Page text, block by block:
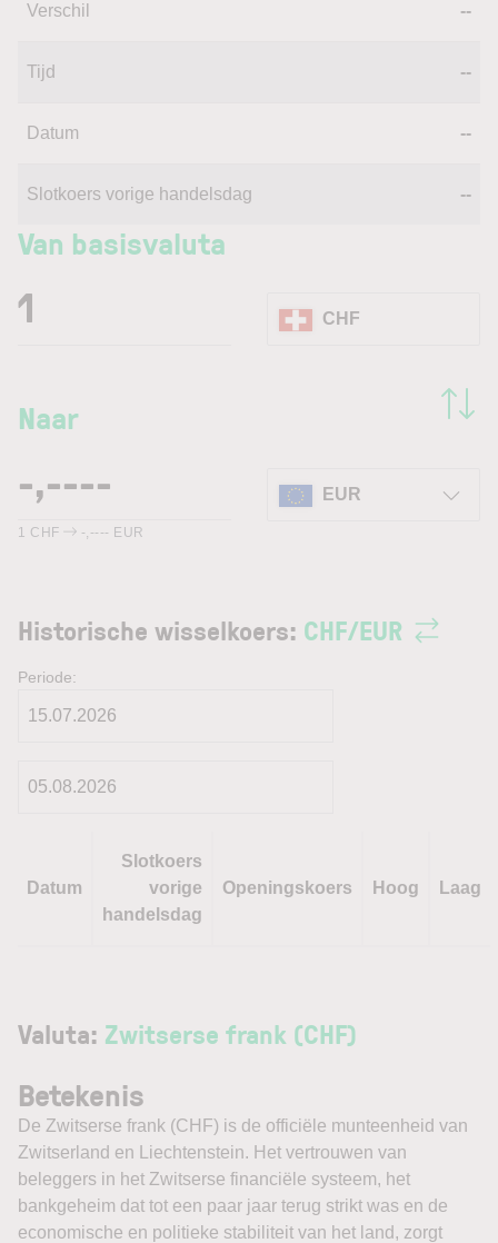
Verschil --
Tijd --
Datum --
Slotkoers vorige handelsdag --
Van basisvaluta
Naar
CHF
EUR
1 CHF -,---- EUR
Historische wisselkoers: CHF/EUR
Periode:
Datum
Slotkoers
vorige
handelsdag
Openingskoers Hoog Laag
Valuta: Zwitserse frank (CHF)
Betekenis
De Zwitserse frank (CHF) is de officiële munteenheid van
Zwitserland en Liechtenstein. Het vertrouwen van
beleggers in het Zwitserse financiële systeem, het
bankgeheim dat tot een paar jaar terug strikt was en de
economische en politieke stabiliteit van het land, zorgt